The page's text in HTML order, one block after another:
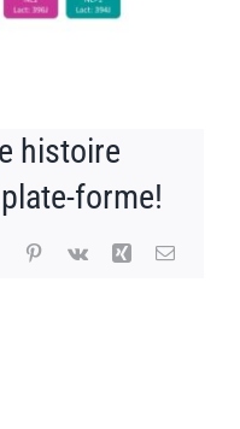
histoire
forme!
TumblrPinterest
Vk Xing Email